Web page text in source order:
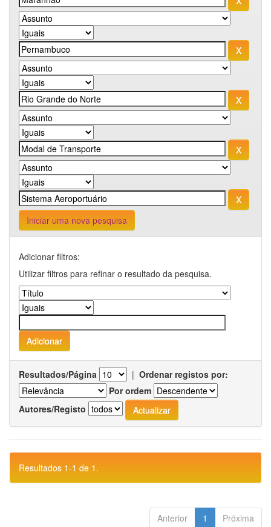
Iniciar uma nova pesquisa
Adicionar filtros:
Utilizar filtros para refinar o resultado da pesquisa.
Resultados/Página | Ordenar registos por:
Por ordem
Autores/Registo
Resultados 1-1 de 1.
Anterior 1 Próxima